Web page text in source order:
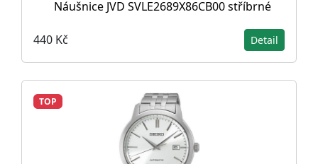
Náušnice JVD SVLE2689X86CB00 stříbrné
440 Kč Detail
TOP